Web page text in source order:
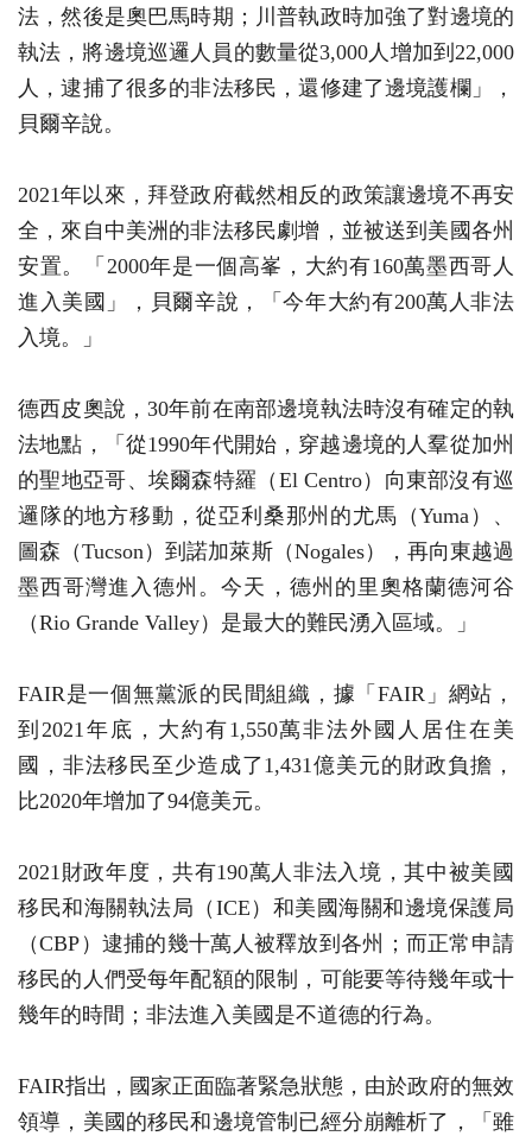
法，然後是奧巴馬時期；川普執政時加強了對邊境的
執法，將邊境巡邏人員的數量從3,000人增加到22,000
人，逮捕了很多的非法移民，還修建了邊境護欄」，
貝爾辛說。
2021年以來，拜登政府截然相反的政策讓邊境不再安
全，來自中美洲的非法移民劇增，並被送到美國各州
安置。「2000年是一個高峯，大約有160萬墨西哥人
進入美國」，貝爾辛說，「今年大約有200萬人非法
入境。」
德西皮奧說，30年前在南部邊境執法時沒有確定的執
法地點，「從1990年代開始，穿越邊境的人羣從加州
的聖地亞哥、埃爾森特羅（El Centro）向東部沒有巡
邏隊的地方移動，從亞利桑那州的尤馬（Yuma）、
圖森（Tucson）到諾加萊斯（Nogales），再向東越過
墨西哥灣進入德州。今天，德州的里奧格蘭德河谷
（Rio Grande Valley）是最大的難民湧入區域。」
FAIR是一個無黨派的民間組織，據「FAIR」網站，
到2021年底，大約有1,550萬非法外國人居住在美
國，非法移民至少造成了1,431億美元的財政負擔，
比2020年增加了94億美元。
2021財政年度，共有190萬人非法入境，其中被美國
移民和海關執法局（ICE）和美國海關和邊境保護局
（CBP）逮捕的幾十萬人被釋放到各州；而正常申請
移民的人們受每年配額的限制，可能要等待幾年或十
幾年的時間；非法進入美國是不道德的行為。
FAIR指出，國家正面臨著緊急狀態，由於政府的無效
領導，美國的移民和邊境管制已經分崩離析了，「雖